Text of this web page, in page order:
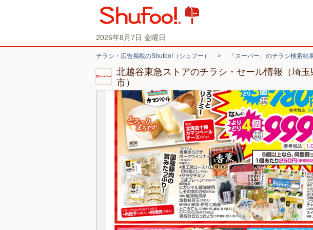
2026年8月7日 金曜日
チラシ・広告掲載のShufoo!（シュフー） > 「スーパー」のチラシ検索結
北越谷東急ストアのチラシ・セール情報（埼玉
市）